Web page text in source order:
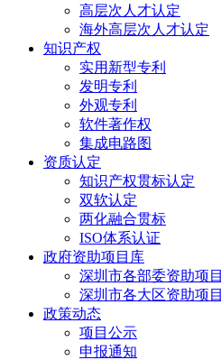
高层次人才认定
海外高层次人才认定
知识产权
实用新型专利
发明专利
外观专利
软件著作权
集成电路图
资质认定
知识产权贯标认定
双软认定
两化融合贯标
ISO体系认证
政府资助项目库
深圳市各部委资助项目
深圳市各大区资助项目
政策动态
项目公示
申报通知